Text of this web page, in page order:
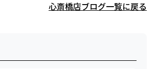
心斎橋店ブログ一覧に戻る